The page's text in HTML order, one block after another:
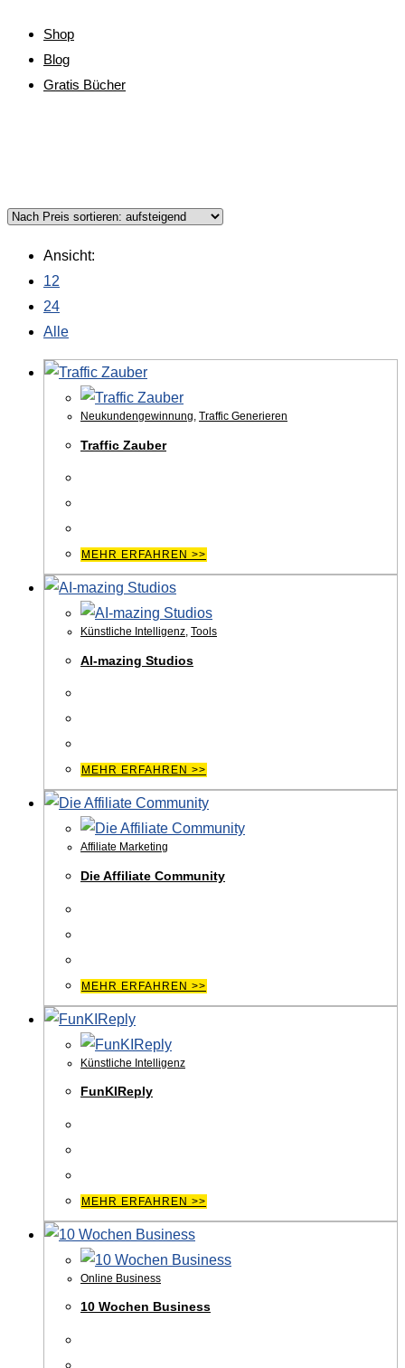
Shop
Blog
Gratis Bücher
Ansicht:
12
24
Alle
Neukundengewinnung, Traffic Generieren
Traffic Zauber
MEHR ERFAHREN >>
Künstliche Intelligenz, Tools
AI-mazing Studios
MEHR ERFAHREN >>
Affiliate Marketing
Die Affiliate Community
MEHR ERFAHREN >>
Künstliche Intelligenz
FunKIReply
MEHR ERFAHREN >>
Online Business
10 Wochen Business